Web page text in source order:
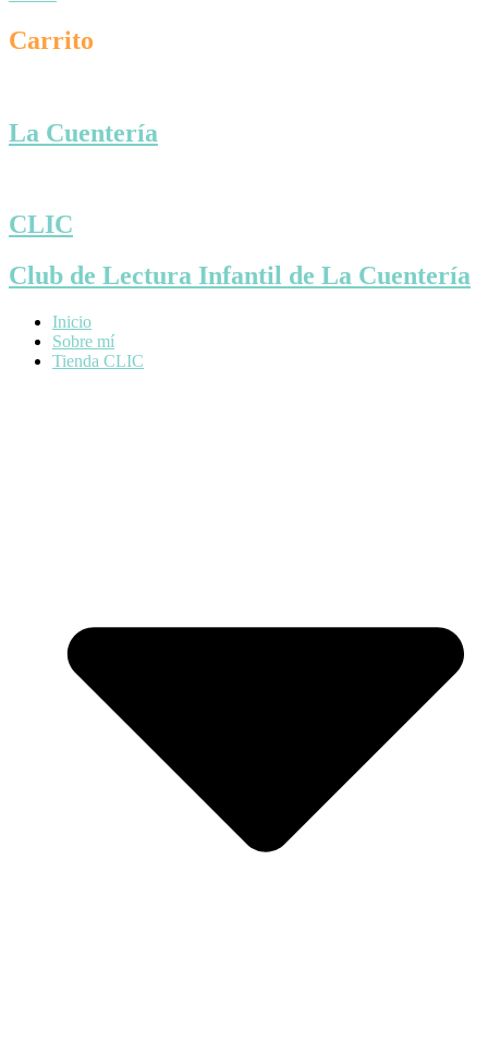
Carrito
La Cuentería
CLIC
Club de Lectura Infantil de La Cuentería
Inicio
Sobre mí
Tienda CLIC